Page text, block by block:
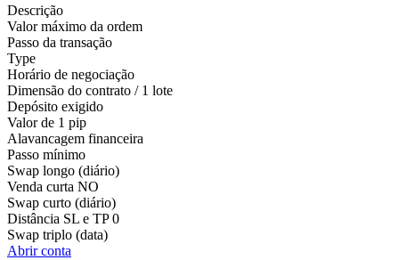
Descrição
Valor máximo da ordem
Passo da transação
Type
Horário de negociação
Dimensão do contrato / 1 lote
Depósito exigido
Valor de 1 pip
Alavancagem financeira
Passo mínimo
Swap longo (diário)
Venda curta NO
Swap curto (diário)
Distância SL e TP 0
Swap triplo (data)
Abrir conta